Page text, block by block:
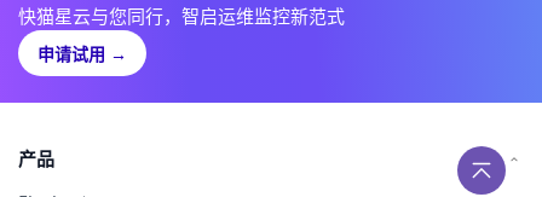
快猫星云与您同行，智启运维监控新范式
申请试用 →
产品